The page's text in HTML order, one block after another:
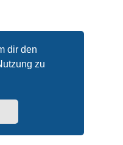
dir den
zu